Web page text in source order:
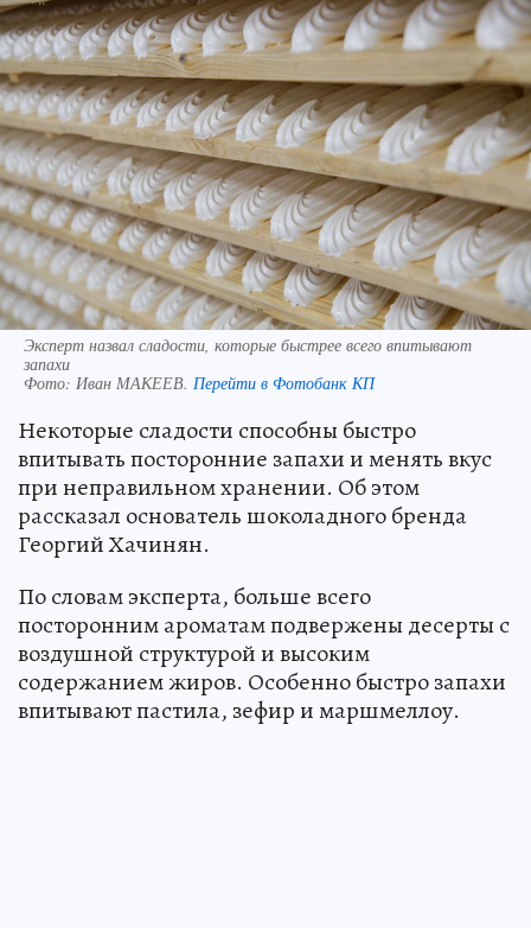
Эксперт назвал сладости, которые быстрее всего впитывают
запахи
Фото: Иван МАКЕЕВ. Перейти в Фотобанк КП
Некоторые сладости способны быстро
впитывать посторонние запахи и менять вкус
при неправильном хранении. Об этом
рассказал основатель шоколадного бренда
Георгий Хачинян.
По словам эксперта, больше всего
посторонним ароматам подвержены десерты с
воздушной структурой и высоким
содержанием жиров. Особенно быстро запахи
впитывают пастила, зефир и маршмеллоу.